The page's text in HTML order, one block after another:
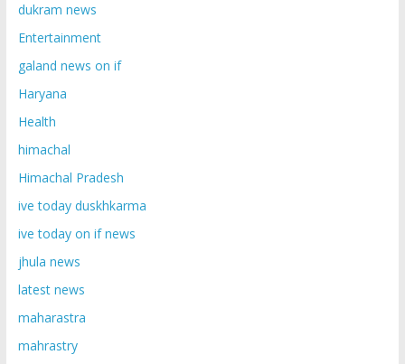
dukram news
Entertainment
galand news on if
Haryana
Health
himachal
Himachal Pradesh
ive today duskhkarma
ive today on if news
jhula news
latest news
maharastra
mahrastry